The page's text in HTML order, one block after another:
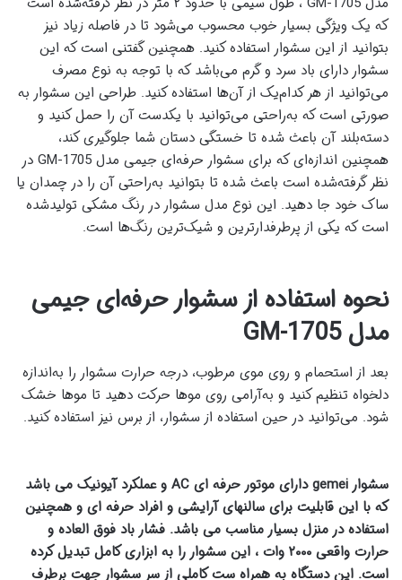
که یک ویژگی بسیار خوب محسوب می‌شود تا در فاصله زیاد نیز
بتوانید از این سشوار استفاده کنید. همچنین گفتنی است که این
سشوار دارای باد سرد و گرم می‌باشد که با توجه به نوع مصرف
می‌توانید از هر کدام‌یک از آن‌ها استفاده کنید. طراحی این سشوار به
صورتی است که به‌راحتی می‌توانید با یکدست آن را حمل کنید و
دسته‌بلند آن باعث شده تا خستگی دستان شما جلوگیری کند،
همچنین اندازه‌ای که برای سشوار حرفه‌ای جیمی مدل GM-1705 در
نظر گرفته‌شده است باعث شده تا بتوانید به‌راحتی آن را در چمدان یا
ساک خود جا دهید. این نوع مدل سشوار در رنگ مشکی تولیدشده
است که یکی از پرطرفدارترین و شیک‌ترین رنگ‌ها است.
نحوه استفاده از سشوار حرفه‌ای جیمی
مدلGM-1705
بعد از استحمام و روی موی مرطوب، درجه حرارت سشوار را به‌اندازه
دلخواه تنظیم کنید و به‌آرامی روی موها حرکت دهید تا موها خشک
شود. می‌توانید در حین استفاده از سشوار، از برس نیز استفاده کنید.
سشوار gemei دارای موتور حرفه ای AC و عملکرد آیونیک می باشد
که با این قابلیت برای سالنهای آرایشی و افراد حرفه ای و همچنین
استفاده در منزل بسیار مناسب می باشد. فشار باد فوق العاده و
حرارت واقعی ۲۰۰۰ وات ، این سشوار را به ابزاری کامل تبدیل کرده
است. این دستگاه به همراه ست کاملی از سر سشوار جهت برطرف